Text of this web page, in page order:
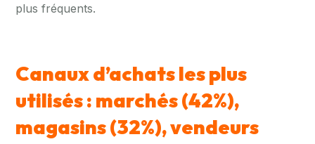
plus fréquents.
Canaux d’achats les plus
utilisés : marchés(42%),
magasins(32%),vendeurs